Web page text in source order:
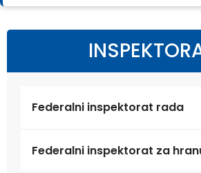
Federalni inspektorat rada
Federalni inspektorat za